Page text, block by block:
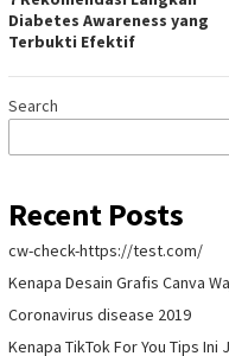
Diabetes Awareness yang
Terbukti Efektif
Search
Recent Posts
cw-check-https://test.com/
Kenapa Desain Grafis Canva
Coronavirus disease 2019
Kenapa TikTok For You Tips Ini